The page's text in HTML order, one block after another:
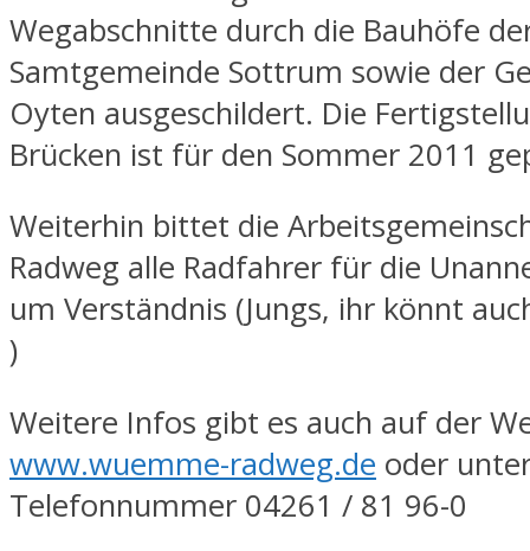
Wegabschnitte durch die Bauhöfe
Samtgemeinde Sottrum sowie der
Oyten ausgeschildert. Die
Brücken ist für den Sommer 2011
Weiterhin bittet die
Radweg alle Radfahrer für die
um Verständnis (Jungs, ihr könnt
)
Weitere Infos gibt es auch auf der
www.wuemme-radweg.de oder
Telefonnummer 04261 / 81 96-0